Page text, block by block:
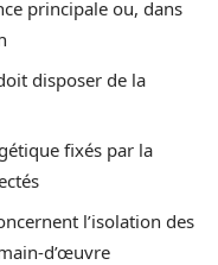
principale ou, dans
disposer de la
fixés par la
l’isolation des
d’œuvre